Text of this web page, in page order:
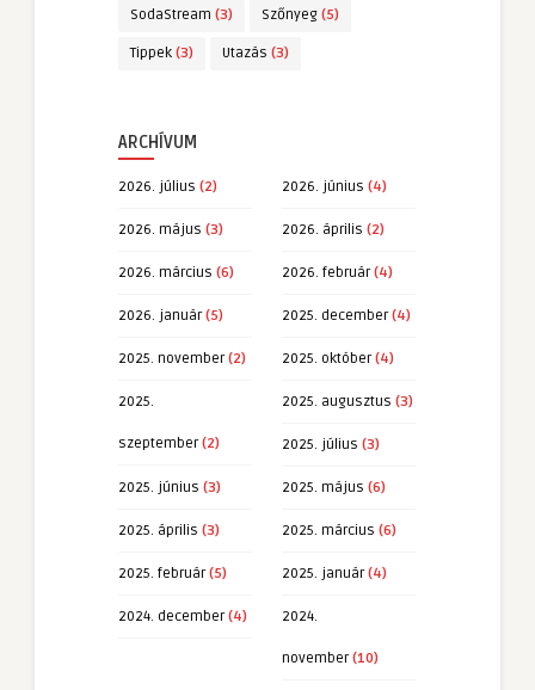
SodaStream (3) Szőnyeg (5)
Tippek (3) Utazás (3)
ARCHÍVUM
2026. július (2) 2026. június (4)
2026. május (3) 2026. április (2)
2026. március (6) 2026. február(4)
2026. január(5) 2025. december(4)
2025. november(2) 2025. október(4)
2025.
szeptember(2)
2025. augusztus (3)
2025. július (3)
2025. június (3) 2025. május (6)
2025. április (3) 2025. március (6)
2025. február(5) 2025. január(4)
2024. december(4) 2024.
november(10)